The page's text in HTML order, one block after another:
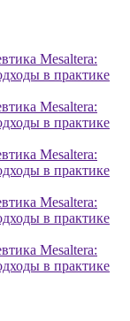
Mesaltera:
в практике
Mesaltera:
в практике
Mesaltera:
в практике
Mesaltera:
в практике
Mesaltera:
в практике